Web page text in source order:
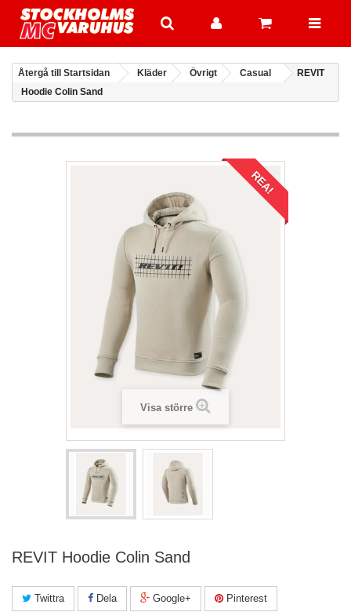
Återgå till Startsidan Kläder Övrigt Casual
REVIT
Hoodie Colin Sand
REA!
Visa större
REVIT Hoodie Colin Sand
Twittra Dela Google+ Pinterest